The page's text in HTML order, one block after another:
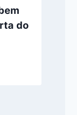
do